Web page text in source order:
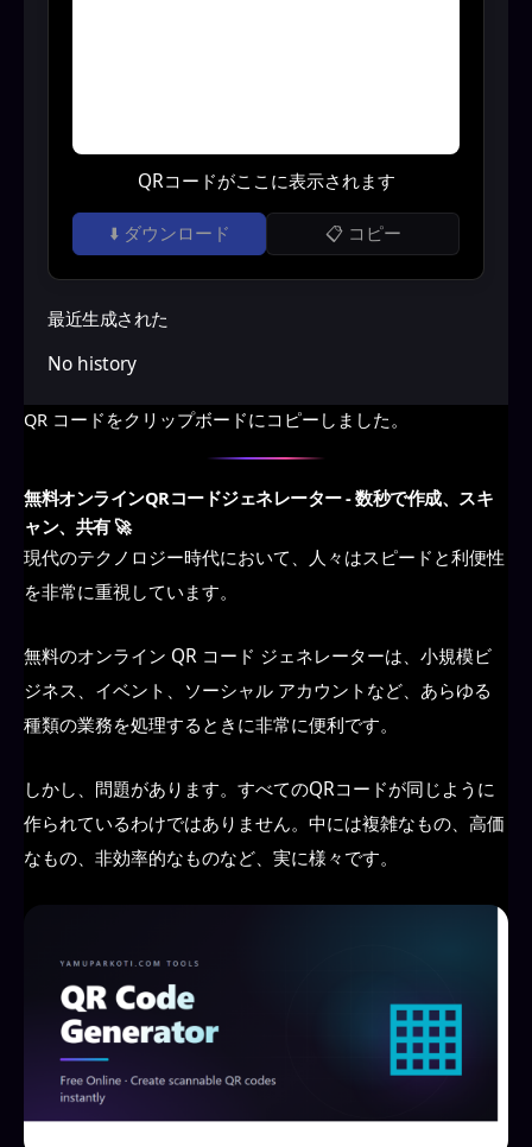
QRコードがここに表示されます
⬇️ ダウンロード 📋 コピー
最近生成された
No history
QR コードをクリップボードにコピーしました。
無料オンラインQRコードジェネレーター - 数秒で作成、スキ
ャン、共有 🚀
現代のテクノロジー時代において、人々はスピードと利便性
を非常に重視しています。
無料のオンライン QR コード ジェネレーターは、小規模ビ
ジネス、イベント、ソーシャル アカウントなど、あらゆる
種類の業務を処理するときに非常に便利です。
しかし、問題があります。すべてのQRコードが同じように
作られているわけではありません。中には複雑なもの、高価
なもの、非効率的なものなど、実に様々です。